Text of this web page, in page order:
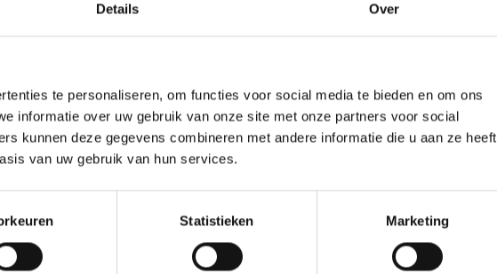
Details Over
te personaliseren, om functies voor social media te bieden en om ons
informatie over uw gebruik van onze site met onze partners voor social
kunnen deze gegevens combineren met andere informatie die u aan ze heeft
van uw gebruik van hun services.
Statistieken Marketing